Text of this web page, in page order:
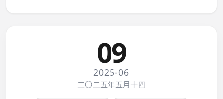
09
2025-06
二〇二五年五月十四